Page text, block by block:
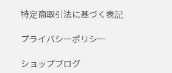
特定商取引法に基づく表記
プライバシーポリシー
ショップブログ